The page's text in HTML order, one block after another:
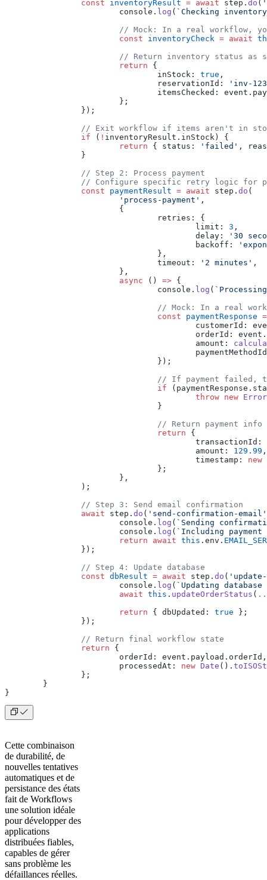
		const
inventoryResult = await step. do (
			console.
log ( `Checking
// Mock: In a real workflow,
			const
inventoryCheck = await
// Return inventory status
			return
{
				inStock:
true ,
				reservationId:
'inv-
itemsChecked:
			};
		});
// Exit workflow if items aren't in
		if
( ! inventoryResult.inStock) {
			return
{ status: 'failed' ,
		}
		// Step 2: Process payment
// Configure specific retry logic for
		const
paymentResult = await step. do (
			'process-payment'
,
			{
				retries: {
					limit:
3 ,
					delay:
'30
					backoff:
				},
				timeout:
'2 minutes' ,
			},
			async
() => {
				console.
log (
// Mock: In a real
				const
paymentResponse =
customerId:
orderId:
					amount:
				});
// If payment
				if
					throw
new Error
				}
// Return payment
				return
{
					transactionId:
					amount:
129.99 ,
					timestamp:
new
				};
			},
		);
		// Step 3: Send email confirmation
		await
step. do ( 'send-confirmation-email'
			console.
log ( `Sending
			console.
log ( `Including
			return
await this .env.
		});
		// Step 4: Update database
		const
dbResult = await step. do (
			console.
log ( `Updating
			await
this . updateOrderStatus (
			return
{ dbUpdated: true };
		});
		// Return final workflow state
		return
{
			orderId: event.payload.orderId,
			processedAt:
new Date ().
		};
	}
}
Cette combinaison
de durabilité, de
nouvelles tentatives
automatiques et de
persistance des états
fait de Workflows
une solution idéale
pour développer des
applications
distribuées fiables,
capables de gérer
sans problème les
défaillances réelles.